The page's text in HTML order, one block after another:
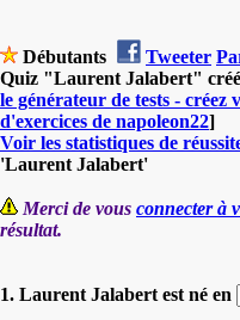
Débutants Tweeter
Quiz "Laurent Jalabert" créé
le générateur de tests - créez
d'exercices de napoleon22]
Voir les statistiques de
'Laurent Jalabert'
Merci de vous connecter à
résultat.
1. Laurent Jalabert est né en